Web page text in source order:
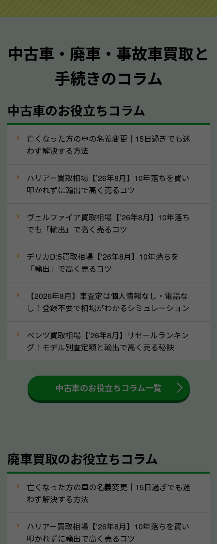
質問させていただく内容は以下の通りとなります。
メーカー／車種
型式／グレード
走行距離（例：約〇万キロ）
車検の満了日
内装や外装の状態
定を行い高価買取価格をつけやすくなります。
ってきます！
月割りで返還されるものです。ですから、自動車税の
還付金は早めに売却するほど多く還付されます。不要
③自動車税の還付金の扱いについて確認し
車を廃車にすると、自動車税の還付金を受け取ること
付金をお客様に返還しない業者もあります。廃車査定
をする際には、自動車税の還付金の返還があるかどう
かを確認するようにしてください。栃木県のソコカラ
人気の車種は廃車の状態でも、高価買取が可能です。
産車は高く買取が可能です。「廃車＝買取できない」
なら廃車の車も適正価格で買取できます。他社で買取
拒否となった車も価格がつく可能性があるので、諦め
中古車・廃車・事故車買取と
手続きのコラム
中古車のお役立ちコラム
亡くなった方の車の名義変更｜15日過ぎでも迷
わず解決する方法
ハリアー買取相場【’26年8月】10年落ちを買い
叩かれずに輸出で高く売るコツ
ヴェルファイア買取相場【’26年8月】10年落ち
でも「輸出」で高く売るコツ
デリカD:5買取相場【’26年8月】10年落ちを
「輸出」で高く売るコツ
【2026年8月】車査定は個人情報なし・電話な
し！登録不要で相場がわかるシミュレーション
ベンツ買取相場【’26年8月】リセールランキン
グ！モデル別査定額と輸出で高く売る秘訣
中古車のお役立ちコラム一覧
廃車買取のお役立ちコラム
亡くなった方の車の名義変更｜15日過ぎでも迷
わず解決する方法
ハリアー買取相場【’26年8月】10年落ちを買い
叩かれずに輸出で高く売るコツ